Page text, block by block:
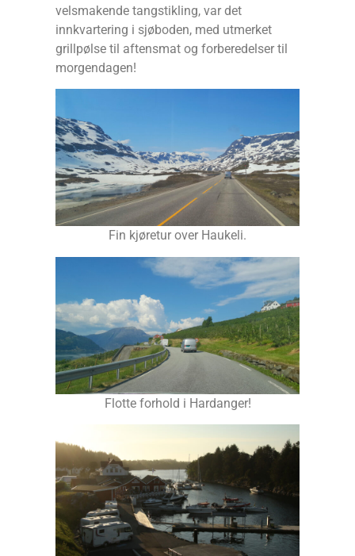
velsmakende tangstikling, var det
innkvartering i sjøboden, med utmerket
grillpølse til aftensmat og forberedelser til
morgendagen!
Fin kjøretur over Haukeli.
Flotte forhold i Hardanger!